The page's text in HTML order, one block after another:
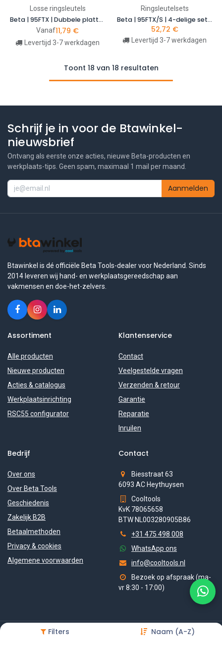
Filters Naam (A-Z)
Losse ringsleutels
Beta | 95FTX | Dubbele platte ringsleutels voor uitwendige Torx-bouten
Vanaf11,79 €
Levertijd 3-7 werkdagen
Ringsleutelsets
Beta | 95FTX/S | 4-delige set platte E-Torx-ringsleutels | 000950325
52,72 €
Levertijd 3-7 werkdagen
Toont 18 van 18 resultaten
Schrijf je in voor de Btawinkel-
nieuwsbrief
Ontvang als eerste onze acties, nieuwe Beta-producten en
werkplaats-tips. Geen spam, maximaal 1 mail per maand.
Aanmelden
Btawinkel is dé officiële Beta Tools-dealer voor Nederland. Sinds
2014 leveren wij hand- en werkplaatsgereedschap aan
vakmensen en doe-het-zelvers.
Assortiment
Alle producten
Nieuwe producten
Acties & catalogus
Werkplaatsinrichting
RSC55 configurator
Klantenservice
Contact
Veelgestelde vragen
Verzenden & retour
Garantie
Reparatie
Inruilen
Bedrijf
Over ons
Over Beta Tools
Geschiedenis
Zakelijk B2B
Betaalmethoden
Privacy & cookies
Algemene voorwaarden
Contact
Biesstraat 63
6093 AC Heythuysen
Cooltools
KvK 78065658
BTW NL003280905B86
+31 475 498 008
WhatsApp ons
info@cooltools.nl
Bezoek op afspraak (ma-
vr 8:30 - 17:00)
Copyright © 2026 Btawinkel — onderdeel van Cooltools